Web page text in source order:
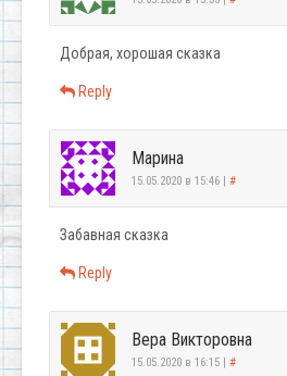
Добрая, хорошая сказка
Reply
Марина
15.05.2020 в 15:46 #
Забавная сказка
Reply
Вера Викторовна
15.05.2020 в 16:15 #